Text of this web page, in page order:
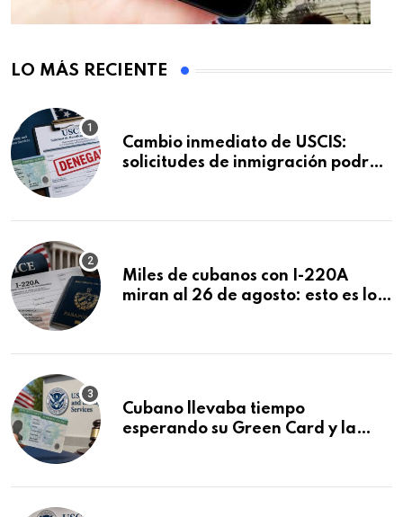
LO MÁS RECIENTE
Cambio inmediato de USCIS:
solicitudes de inmigración podrán
Miles de cubanos con I-220A
miran al 26 de agosto: esto es lo
Cubano llevaba tiempo
esperando su Green Card y la